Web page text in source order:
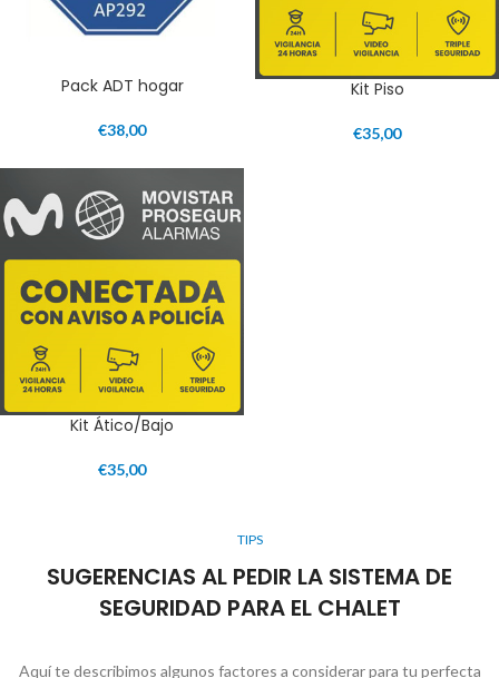
Pack ADT hogar
€38,00
Kit Piso
€35,00
Kit Ático/Bajo
€35,00
TIPS
SUGERENCIAS AL PEDIR LA SISTEMA DE
SEGURIDAD PARA EL CHALET
Aquí te describimos algunos factores a considerar para tu perfecta